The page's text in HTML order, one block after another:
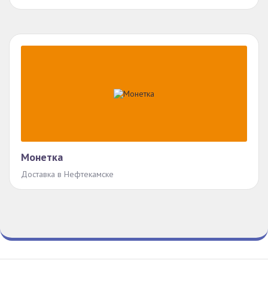
Монетка
Доставка в Нефтекамске